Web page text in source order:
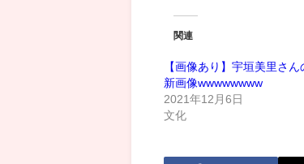
関連
【画像あり】宇垣美里さん
新画像wwwwwwww
2021年12月6日
文化